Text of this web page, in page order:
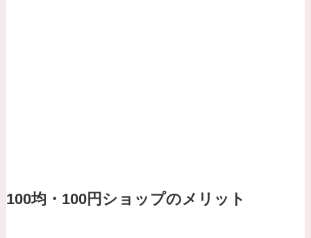
100均・100円ショップのメリット